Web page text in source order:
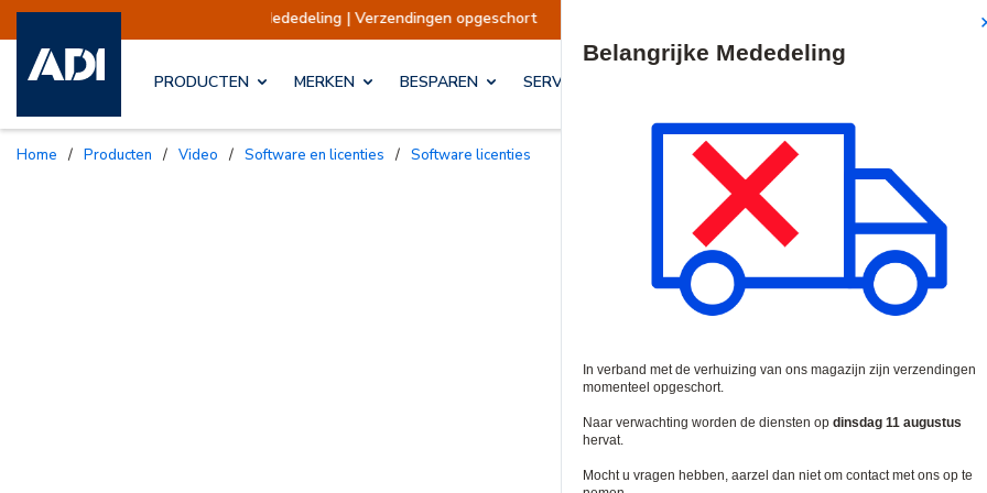
| Verzendingen opgeschort Verzendingen worden op dinsdag 11 augustus hervat.
PRODUCTEN MERKEN BESPAREN SERVICES & OPLOSSINGEN
Home / Producten / Video / Software en licenties / Software licenties